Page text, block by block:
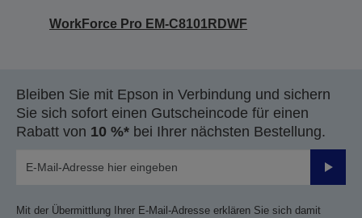
WorkForce Pro EM-C8101RDWF
Bleiben Sie mit Epson in Verbindung und sichern
Sie sich sofort einen Gutscheincode für einen
Rabatt von 10 %* bei Ihrer nächsten Bestellung.
Mit der Übermittlung Ihrer E-Mail-Adresse erklären Sie sich damit